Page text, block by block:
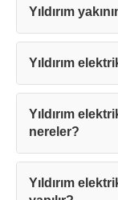
Yıldırım
Yıldırım
Yıldırım
nereler?
Yıldırım